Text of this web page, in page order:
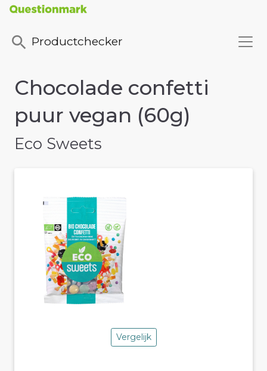
Productchecker
Chocolade confetti
puur vegan (60g)
Eco Sweets
Vergelijk